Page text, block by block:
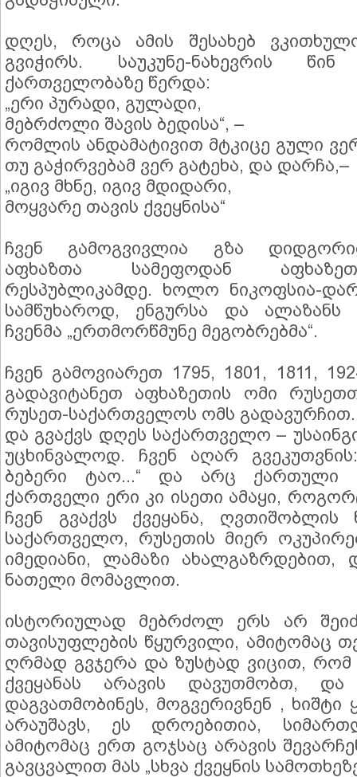
დღეს, როცა ამის შესახებ
გვიჭირს. საუკუნე-ნახევრის
ქართველობაზე წერდა:
„ერი პურადი, გულადი,
მებრძოლი შავის ბედისა“, –
რომლის ანდამატივით მტკიცე გული
თუ გაჭირვებამ ვერ გატეხა, და დარჩა,–
„იგივ მხნე, იგივ მდიდარი,
მოყვარე თავის ქვეყნისა“
ჩვენ გამოგვივლია გზა
აფხაზთა სამეფოდან
რესპუბლიკამდე. ხოლო ნიკოფსია-
სამწუხაროდ, ენგურსა და ალაზანს
ჩვენმა „ერთმორწმუნე მეგობრებმა“.
ჩვენ გამოვიარეთ 1795, 1801, 1811,
გადავიტანეთ აფხაზეთის ომი
რუსეთ-საქართველოს ომს
და გვაქვს დღეს საქართველო –
უცხინვალოდ. ჩვენ აღარ
ბებერი ტაო...“ და არც ქართული
ქართველი ერი კი ისეთი ამაყი,
ჩვენ გვაქვს ქვეყანა,
საქართველო, რუსეთის მიერ
იმედიანი, ლამაზი
ნათელი მომავლით.
ისტორიულად მებრძოლ ერს არ
თავისუფლების წყურვილი, ამიტომაც
ღრმად გვჯერა და ზუსტად ვიცით, რომ
ქვეყანას არავის დავუთმობთ,
დაგვათმობინეს, მოგვერივნენ , ხიშტი
არაუშავს, ეს დროებითია,
ამიტომაც ერთ გოჯსაც არავის
გავცვალით მას „სხვა ქვეყნის